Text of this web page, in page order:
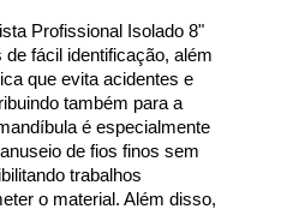
Profissional Isolado 8"
fácil identificação, além
que evita acidentes e
também para a
é especialmente
de fios finos sem
trabalhos
o material. Além disso,